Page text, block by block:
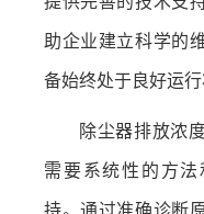
助企业建立科学的
备始终处于良好运行
除尘器排放浓
需要系统性的方
持。通过准确诊断